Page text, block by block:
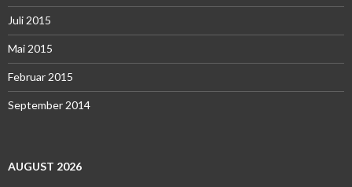
Juli 2015
Mai 2015
Februar 2015
September 2014
AUGUST 2026